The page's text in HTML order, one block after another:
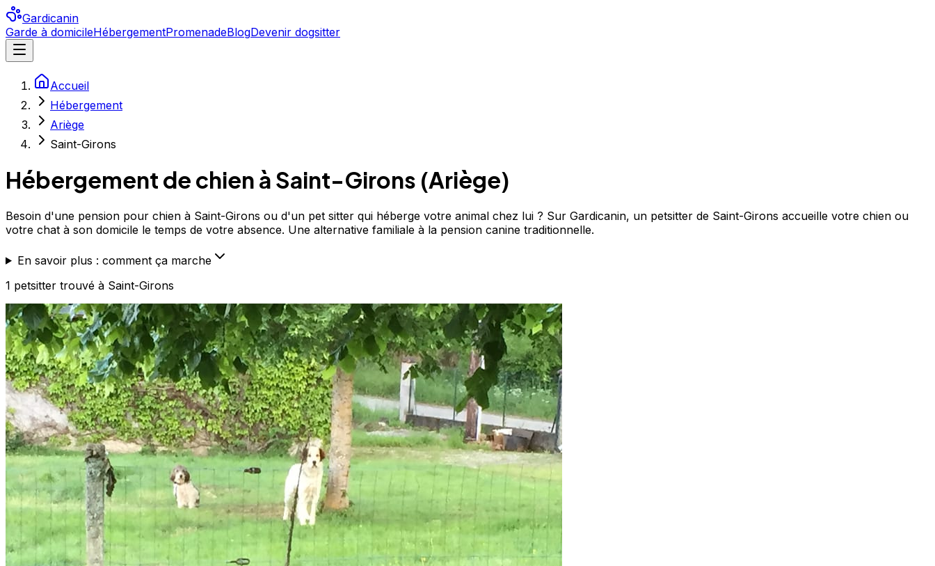
Gardicanin
Garde à domicileHébergementPromenadeBlogDevenir dogsitter
Accueil
Hébergement
Ariège
Saint-Girons
Hébergement de chien à Saint-Girons (Ariège)
Besoin d'une pension pour chien à Saint-Girons ou d'un pet sitter qui héberge votre animal chez lui ? Sur Gardicanin, un petsitter de Saint-Girons accueille votre chien ou
votre chat à son domicile le temps de votre absence. Une alternative familiale à la pension canine traditionnelle.
En savoir plus : comment ça marche
1 petsitter trouvé à Saint-Girons